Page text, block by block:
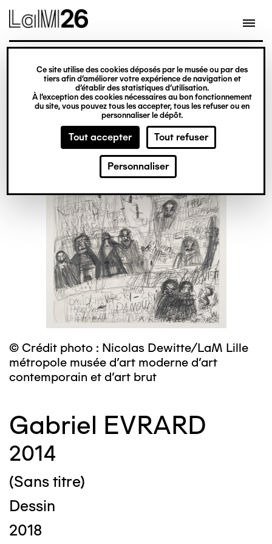
Gestion des cookies
Ce site utilise des cookies déposés par le musée ou par des
tiers afin d’améliorer votre expérience de navigation et
d’établir des statistiques d’utilisation.
À l’exception des cookies nécessaires au bon fonctionnement
du site, vous pouvez tous les accepter, tous les refuser ou en
personnaliser le dépôt.
Tout accepter Tout refuser
Personnaliser
contenu
© Crédit photo : Nicolas Dewitte/LaM Lille
métropole musée d’art moderne d’art
contemporain et d’art brut
Gabriel EVRARD
2014
(Sans titre)
Dessin
2018